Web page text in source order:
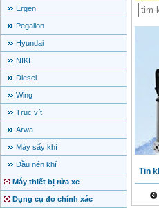
Ergen
Pegalion
Hyundai
NIKI
Diesel
Wing
Trục vít
Arwa
Máy sấy khí
Đầu nén khí
Máy thiết bị rửa xe
Dụng cụ đo chính xác
Tin